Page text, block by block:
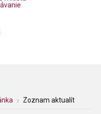
Zoznam aktualít